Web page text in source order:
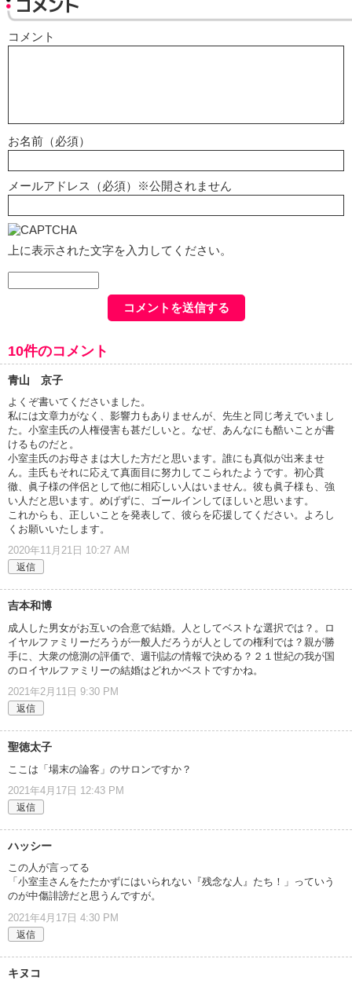
コメント
お名前（必須）
メールアドレス（必須）※公開されません
上に表示された文字を入力してください。
10件のコメント
青山 京子
よくぞ書いてくださいました。
私には文章力がなく、影響力もありませんが、先生と同じ考えでいまし
た。小室圭氏の人権侵害も甚だしいと。なぜ、あんなにも酷いことが書
けるものだと。
小室圭氏のお母さまは大した方だと思います。誰にも真似が出来ませ
ん。圭氏もそれに応えて真面目に努力してこられたようです。初心貫
徹、眞子様の伴侶として他に相応しい人はいません。彼も眞子様も、強
い人だと思います。めげずに、ゴールインしてほしいと思います。
これからも、正しいことを発表して、彼らを応援してください。よろし
くお願いいたします。
2020年11月21日 10:27 AM
返信
吉本和博
成人した男女がお互いの合意で結婚。人としてベストな選択では？。ロ
イヤルファミリーだろうが一般人だろうが人としての権利では？親が勝
手に、大衆の憶測の評価で、週刊誌の情報で決める？２１世紀の我が国
のロイヤルファミリーの結婚はどれかベストですかね。
2021年2月11日 9:30 PM
返信
聖徳太子
ここは「場末の論客」のサロンですか？
2021年4月17日 12:43 PM
返信
ハッシー
この人が言ってる
「小室圭さんをたたかずにはいられない『残念な人』たち！」っていう
のが中傷誹謗だと思うんですが。
2021年4月17日 4:30 PM
返信
キヌコ